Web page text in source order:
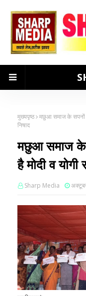
मुख्यपृष्ठ मछुआ समाज के सपनों
निषाद
मछुआ समाज के
है मोदी व
Sharp Media